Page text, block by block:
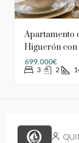
Apartamento
Higuerón con
699.000€
3 2